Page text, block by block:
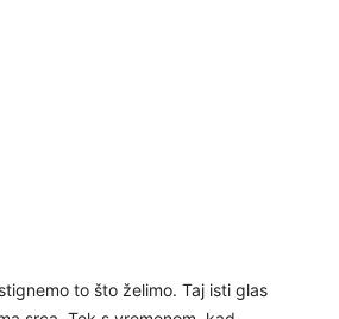
to što želimo. Taj isti glas